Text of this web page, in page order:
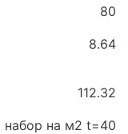
80
8.64
112.32
набор на м2 t=40